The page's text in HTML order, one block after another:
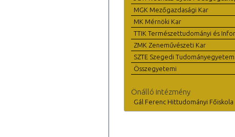
MGK Mezőgazdasági Kar
MK Mérnöki Kar
TTIK Természettudományi és
ZMK Zeneművészeti Kar
SZTE Szegedi Tudományegyetem
Összegyetemi
Önálló intézmény
Gál Ferenc Hittudományi Főiskola